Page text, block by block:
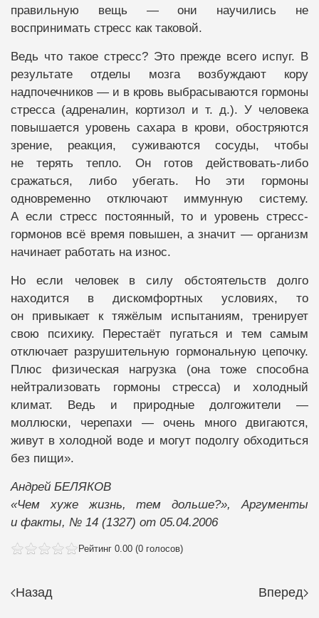
правильную вещь — они научились не
воспринимать стресс как таковой.
Ведь что такое стресс? Это прежде всего испуг. В
результате отделы мозга возбуждают кору
надпочечников — и в кровь выбрасываются гормоны
стресса (адреналин, кортизол и т. д.). У человека
повышается уровень сахара в крови, обостряются
зрение, реакция, суживаются сосуды, чтобы
не терять тепло. Он готов действовать-либо
сражаться, либо убегать. Но эти гормоны
одновременно отключают иммунную систему.
А если стресс постоянный, то и уровень стресс-
гормонов всё время повышен, а значит — организм
начинает работать на износ.
Но если человек в силу обстоятельств долго
находится в дискомфортных условиях, то
он привыкает к тяжёлым испытаниям, тренирует
свою психику. Перестаёт пугаться и тем самым
отключает разрушительную гормональную цепочку.
Плюс физическая нагрузка (она тоже способна
нейтрализовать гормоны стресса) и холодный
климат. Ведь и природные долгожители —
моллюски, черепахи — очень много двигаются,
живут в холодной воде и могут подолгу обходиться
без пищи».
Андрей БЕЛЯКОВ
«Чем хуже жизнь, тем дольше?», Аргументы
и факты, № 14 (1327) от 05.04.2006
Рейтинг 0.00 (0 голосов)
Назад Вперед